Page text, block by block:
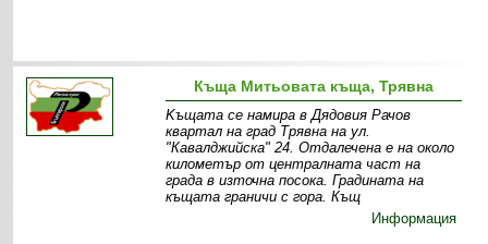
Къща Митьовата къща, Трявна
Kъщата се намира в Дядовия Рачов
квартал на град Трявна на ул.
"Кавалджийска" 24. Отдалечена е на около
километър от централната част на
града в източна посока. Градината на
къщата граничи с гора. Къщ
Информация